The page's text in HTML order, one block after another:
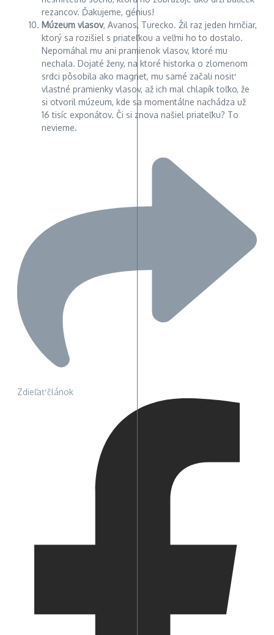
rezancov. Ďakujeme, génius!
Múzeum vlasov, Avanos, Turecko. Žil raz jeden hrnčiar,
ktorý sa rozišiel s priateľkou a veľmi ho to dostalo.
Nepomáhal mu ani pramienok vlasov, ktoré mu
nechala. Dojaté ženy, na ktoré historka o zlomenom
srdci pôsobila ako magnet, mu samé začali nosiť
vlastné pramienky vlasov, až ich mal chlapík toľko, že
si otvoril múzeum, kde sa momentálne nachádza už
16 tisíc exponátov. Či si znova našiel priateľku? To
nevieme.
Zdieľať článok